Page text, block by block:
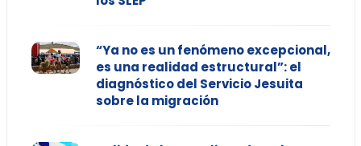
“Ya no es un fenómeno excepcional,
es una realidad estructural”: el
diagnóstico del Servicio Jesuita
sobre la migración